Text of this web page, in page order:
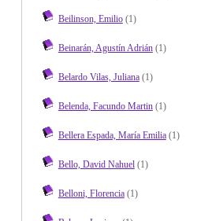
Beilinson, Emilio(1)
Beinarán, Agustín Adrián(1)
Belardo Vilas, Juliana(1)
Belenda, Facundo Martin(1)
Bellera Espada, María Emilia(1)
Bello, David Nahuel(1)
Belloni, Florencia(1)